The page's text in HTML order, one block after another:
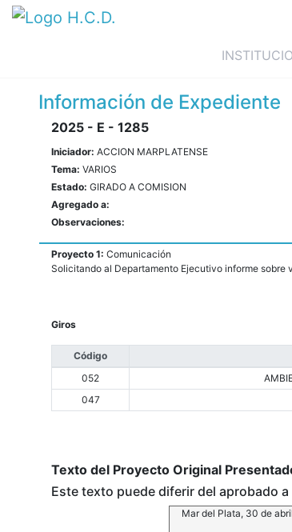
Información de Expediente
2025 - E - 1285
Iniciador: ACCION MARPLATENSE
Tema: VARIOS
Estado: GIRADO A COMISION
Agregado a:
Observaciones:
Proyecto 1: Comunicación
Solicitando al Departamento Ejecutivo informe sobre
Giros
Código
052
047
Texto del Proyecto Original
Este texto puede diferir del aprobado
Mar del Plata, 30 de